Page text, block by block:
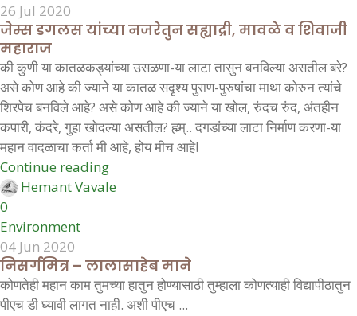
26 Jul 2020
जेम्स डगलस यांच्या नजरेतुन सह्याद्री, मावळे व शिवाजी
महाराज
की कुणी या कातळकड्यांच्या उसळणा-या लाटा तासुन बनविल्या असतील बरे?
असे कोण आहे की ज्याने या कातळ सदृश्य पुराण-पुरुषांचा माथा कोरुन त्यांचे
शिरपेच बनविले आहे? असे कोण आहे की ज्याने या खोल, रुंदच रुंद, अंतहीन
कपारी, कंदरे, गुहा खोदल्या असतील? ह्म्म्.. दगडांच्या लाटा निर्माण करणा-या
महान वादळाचा कर्ता मी आहे, होय मीच आहे!
Continue reading
Hemant Vavale
0
Environment
04 Jun 2020
निसर्गमित्र – लालासाहेब माने
कोणतेही महान काम तुमच्या हातुन होण्यासाठी तुम्हाला कोणत्याही विद्यापीठातुन
पीएच डी घ्यावी लागत नाही. अशी पीएच ...